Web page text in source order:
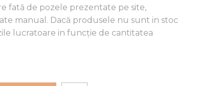
fată de pozele prezentate pe site,
manual. Dacă produsele nu sunt in stoc
lucratoare in funcție de cantitatea